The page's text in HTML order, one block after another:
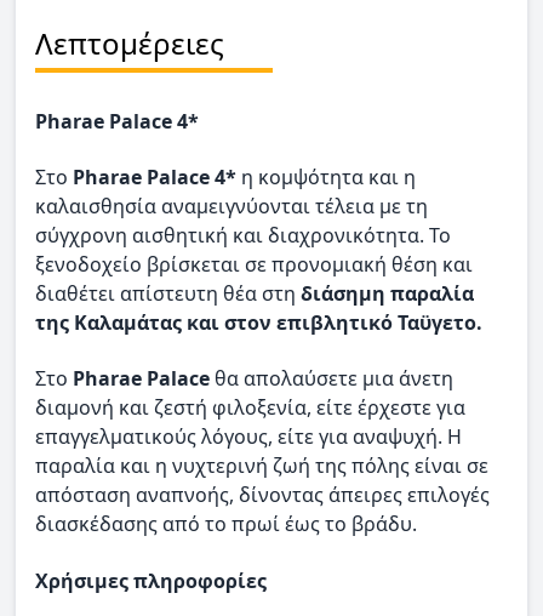
Λεπτομέρειες
Pharae Palace 4*
Στο Pharae Palace 4* η κομψότητα και η
καλαισθησία αναμειγνύονται τέλεια με τη
σύγχρονη αισθητική και διαχρονικότητα. Το
ξενοδοχείο βρίσκεται σε προνομιακή θέση και
διαθέτει απίστευτη θέα στη διάσημη παραλία
της Καλαμάτας και στον επιβλητικό Ταϋγετο.
Στο Pharae Palaceθα απολαύσετε μια άνετη
διαμονή και ζεστή φιλοξενία, είτε έρχεστε για
επαγγελματικούς λόγους, είτε για αναψυχή. Η
παραλία και η νυχτερινή ζωή της πόλης είναι σε
απόσταση αναπνοής, δίνοντας άπειρες επιλογές
διασκέδασης από το πρωί έως το βράδυ.
Χρήσιμες πληροφορίες